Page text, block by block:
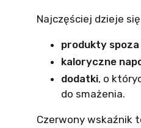
Najczęściej dzieje
produkty spoza
kaloryczne
dodatki, o
do smażenia.
Czerwony wskaźnik